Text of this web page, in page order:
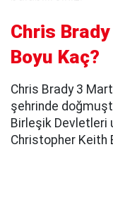
Chris
Boyu Kaç?
Chris Brady 3
şehrinde
Birleşik Devletleri
Christopher Keith